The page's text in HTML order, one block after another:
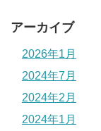
アーカイブ
2026年1月
2024年7月
2024年2月
2024年1月